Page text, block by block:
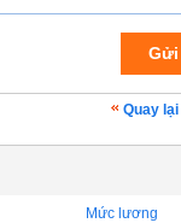
Quay
Mức lương